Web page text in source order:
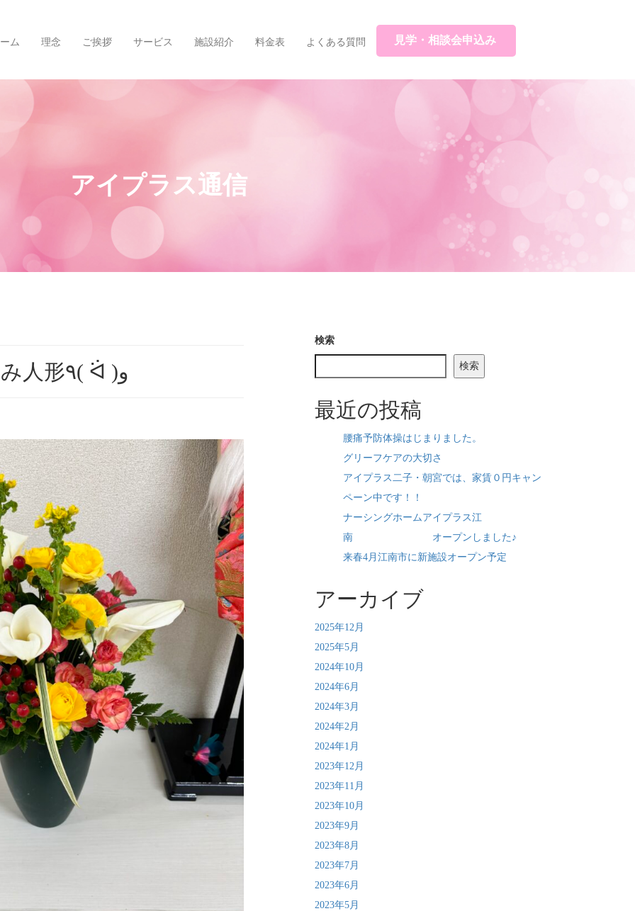
ム 理念 ご挨拶 サービス 施設紹介 料金表 よくある質問 見学・相談会申込み
アイプラス通信
生け花♪と木目込み人形٩( ᐛ )و
検索
検索
最近の投稿
腰痛予防体操はじまりました。
グリーフケアの大切さ
アイプラス二子・朝宮では、家賃０円キャン
ペーン中です！！
ナーシングホームアイプラス江
南 オープンしました♪
来春4月江南市に新施設オープン予定
アーカイブ
2025年12月
2025年5月
2024年10月
2024年6月
2024年3月
2024年2月
2024年1月
2023年12月
2023年11月
2023年10月
2023年9月
2023年8月
2023年7月
2023年6月
2023年5月